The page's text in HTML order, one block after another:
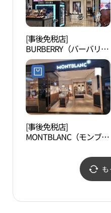
[事後免税店]
BURBERRY（バーバリ
ー）・現代百貨店ウルサ
ン（蔚山）店(버버리 현
대백화점 울산점)
[事後免税店]
MONTBLANC（モンブラ
ン（蔚山）店(몽블랑 현
대백화점 울산점)
も